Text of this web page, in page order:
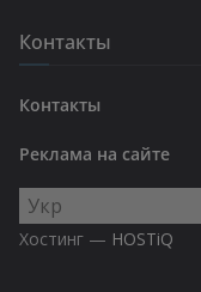
Контакты
Контакты
Реклама на сайте
Выбрать
язык
Хостинг — HOSTiQ